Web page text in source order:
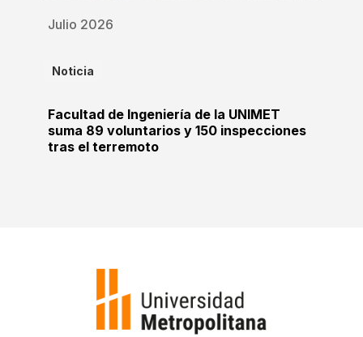
Julio 2026
Noticia
Facultad de Ingeniería de la UNIMET
suma 89 voluntarios y 150 inspecciones
tras el terremoto